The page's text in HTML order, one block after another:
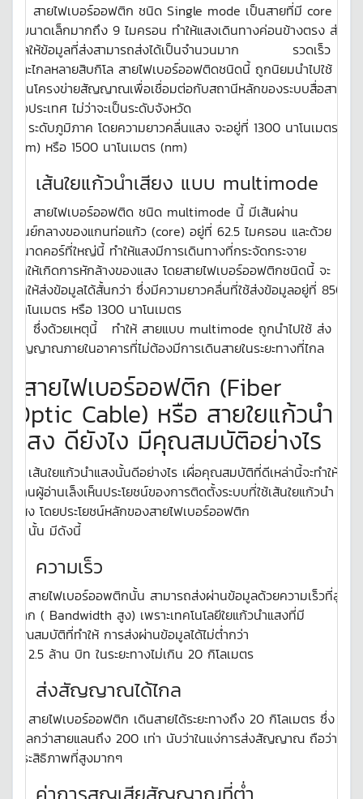
สายไฟเบอร์ออฟติก ชนิด Single mode เป็นสายที่มี core ที่
มีขนาดเล็กมากถึง 9 ไมครอน ทำให้แสงเดินทางค่อนข้างตรง ส่ง
ผลให้ข้อมูลที่ส่งสามารถส่งได้เป็นจำนวนมาก รวดเร็ว
และไกลหลายสิบกิโล สายไฟเบอร์ออฟติดชนิดนี้ ถูกนิยมนำไปใช้
เป็นโครงข่ายสัญญาณเพื่อเชื่อมต่อกับสถานีหลักของระบบสื่อสาร
ทั่วประเทศ ไม่ว่าจะเป็นระดับจังหวัด
ระดับภูมิภาค โดยความยาวคลื่นแสง จะอยู่ที่ 1300 นาโนเมตร
(nm) หรือ 1500 นาโนเมตร (nm)
เส้นใยแก้วนำเสียง แบบ multimode
สายไฟเบอร์ออฟติด ชนิด multimode นี้ มีเส้นผ่าน
ศูนย์กลางของแกนท่อแก้ว (core) อยู่ที่ 62.5 ไมครอน และด้วย
ขนาดคอร์ที่ใหญ่นี้ ทำให้แสงมีการเดินทางที่กระจัดกระจาย
ทำให้เกิดการหักล้างของแสง โดยสายไฟเบอร์ออฟติกชนิดนี้ จะ
ทำให้ส่งข้อมูลได้สั้นกว่า ซึ่งมีความยาวคลื่นที่ใช้ส่งข้อมูลอยู่ที่ 850
นาโนเมตร หรือ 1300 นาโนเมตร
ซึ่งด้วยเหตุนี้ ทำให้ สายแบบ multimode ถูกนำไปใช้ ส่ง
สัญญาณภายในอาคารที่ไม่ต้องมีการเดินสายในระยะทางที่ไกล
สายไฟเบอร์ออฟติก (Fiber
Optic Cable) หรือ สายใยแก้วนํา
แสง ดียังไง มีคุณสมบัติอย่างไร
เส้นใยแก้วนำแสงนั้นดีอย่างไร เผื่อคุณสมบัติที่ดีเหล่านี้จะทำให้
ท่านผู้อ่านเล็งเห็นประโยชน์ของการติดตั้งระบบที่ใช้เส้นใยแก้วนำ
แสง โดยประโยชน์หลักของสายไฟเบอร์ออฟติก
นั้น มีดังนี้
ความเร็ว
สายไฟเบอร์ออพติกนั้น สามารถส่งผ่านข้อมูลด้วยความเร็วที่สูง
มาก ( Bandwidth สูง) เพราะเทคโนโลยีใยแก้วนำแสงที่มี
คุณสมบัติที่ทำให้ การส่งผ่านข้อมูลได้ไม่ต่ำกว่า
2.5 ล้าน บิท ในระยะทางไม่เกิน 20 กิโลเมตร
ส่งสัญญาณได้ไกล
สายไฟเบอร์ออฟติก เดินสายได้ระยะทางถึง 20 กิโลเมตร ซึ่ง
ไกลกว่าสายแลนถึง 200 เท่า นับว่าในแง่การส่งสัญญาณ ถือว่ามี
ประสิธิภาพที่สูงมากๆ